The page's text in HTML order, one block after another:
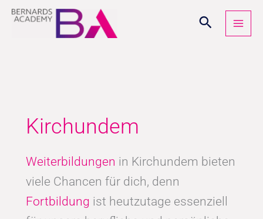
Zum
Inhalt
Kirchundem
Weiterbildungen in Kirchundem bieten
viele Chancen für dich, denn
Fortbildung ist heutzutage essenziell